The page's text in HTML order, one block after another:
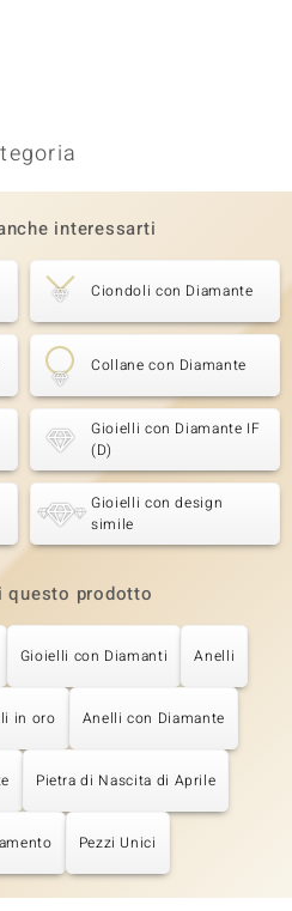
interessarti
Ciondoli con Diamante
Collane con Diamante
Gioielli con Diamante IF
(D)
Gioielli con design
simile
questo prodotto
Gioielli con Diamanti Anelli
in oro Anelli con Diamante
Pietra di Nascita di Aprile
Pezzi Unici